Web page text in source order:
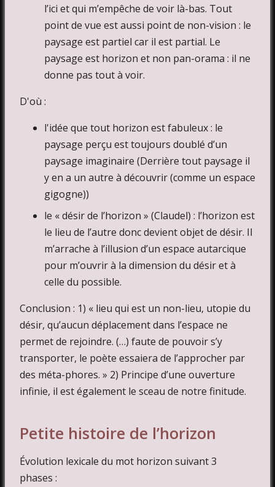
l’ici et qui m’empêche de voir là-bas. Tout
point de vue est aussi point de non-vision : le
paysage est partiel car il est partial. Le
paysage est horizon et non pan-orama : il ne
donne pas tout à voir.
D'où :
l'idée que tout horizon est fabuleux : le
paysage perçu est toujours doublé d’un
paysage imaginaire (Derrière tout paysage il
y en a un autre à découvrir (comme un espace
gigogne))
le « désir de l’horizon » (Claudel) : l’horizon est
le lieu de l’autre donc devient objet de désir. Il
m’arrache à l’illusion d’un espace autarcique
pour m’ouvrir à la dimension du désir et à
celle du possible.
Conclusion : 1) « lieu qui est un non-lieu, utopie du
désir, qu’aucun déplacement dans l’espace ne
permet de rejoindre. (…) faute de pouvoir s’y
transporter, le poète essaiera de l’approcher par
des méta-phores. » 2) Principe d’une ouverture
infinie, il est également le sceau de notre finitude.
Petite histoire de l’horizon
Évolution lexicale du mot horizon suivant 3
phases :